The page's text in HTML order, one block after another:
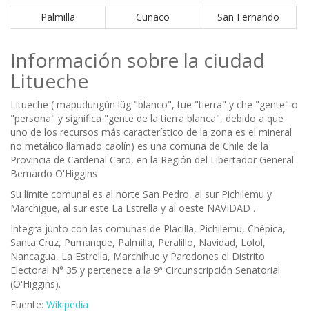
Palmilla Cunaco San Fernando
Información sobre la ciudad
Litueche
Litueche ( mapudungún lüg "blanco", tue "tierra" y che "gente" o
"persona" y significa "gente de la tierra blanca", debido a que
uno de los recursos más característico de la zona es el mineral
no metálico llamado caolín) es una comuna de Chile de la
Provincia de Cardenal Caro, en la Región del Libertador General
Bernardo O'Higgins
Su límite comunal es al norte San Pedro, al sur Pichilemu y
Marchigue, al sur este La Estrella y al oeste NAVIDAD .
Integra junto con las comunas de Placilla, Pichilemu, Chépica,
Santa Cruz, Pumanque, Palmilla, Peralillo, Navidad, Lolol,
Nancagua, La Estrella, Marchihue y Paredones el Distrito
Electoral N° 35 y pertenece a la 9ª Circunscripción Senatorial
(O'Higgins).
Fuente: Wikipedia